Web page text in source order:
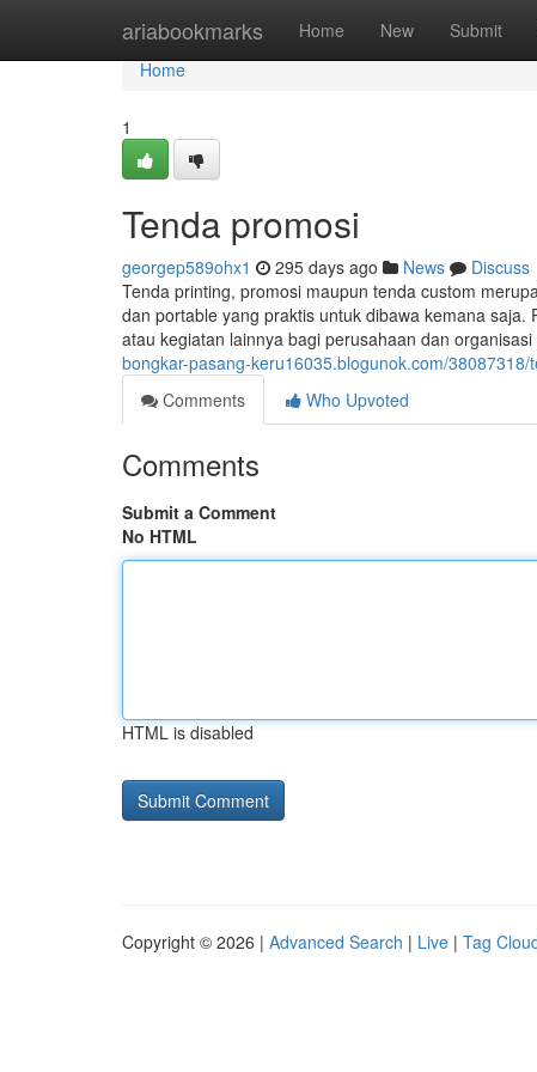
ariabookmarks Home New Submit
Home
Home
1
Tenda promosi
georgep589ohx1 295 days ago News
Discuss
Tenda printing, promosi maupun tenda custom
dan portable yang praktis untuk dibawa kemana
atau kegiatan lainnya bagi perusahaan dan
bongkar-pasang-keru16035.blogunok.com/38087318/
Comments
Who Upvoted
Comments
Submit a Comment
No HTML
HTML is disabled
Copyright © 2026 | Advanced Search | Live | Tag